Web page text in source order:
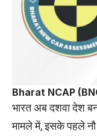
Bharat NCAP
भारत अब दशवा देश
मामले में, इसके पहले